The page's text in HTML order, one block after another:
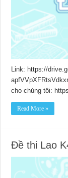
Link: https://
cho chúng tôi:
Read More »
Đề thi Lao